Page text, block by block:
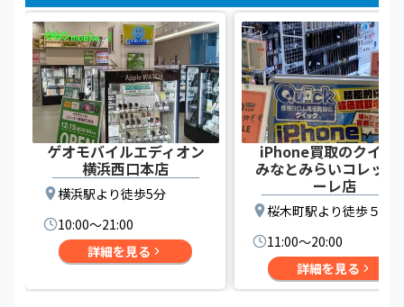
ゲオモバイルエディオン
横浜西口本店
横浜駅より徒歩5分
10:00〜21:00
詳細を見る
iPhone買取のクイッ
みなとみらいコレット
ーレ店
桜木町駅より徒歩５分
11:00〜20:00
詳細を見る